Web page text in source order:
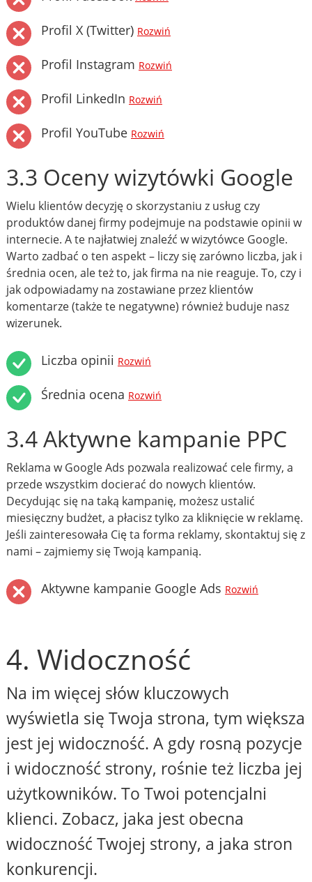
Profil X (Twitter) Rozwiń
Profil Instagram Rozwiń
Profil LinkedIn Rozwiń
Profil YouTube Rozwiń
3.3 Oceny wizytówki Google
Wielu klientów decyzję o skorzystaniu z usług czy
produktów danej firmy podejmuje na podstawie opinii w
internecie. A te najłatwiej znaleźć w wizytówce Google.
Warto zadbać o ten aspekt – liczy się zarówno liczba, jak i
średnia ocen, ale też to, jak firma na nie reaguje. To, czy i
jak odpowiadamy na zostawiane przez klientów
komentarze (także te negatywne) również buduje nasz
wizerunek.
Liczba opinii Rozwiń
Średnia ocena Rozwiń
3.4 Aktywne kampanie PPC
Reklama w Google Ads pozwala realizować cele firmy, a
przede wszystkim docierać do nowych klientów.
Decydując się na taką kampanię, możesz ustalić
miesięczny budżet, a płacisz tylko za kliknięcie w reklamę.
Jeśli zainteresowała Cię ta forma reklamy, skontaktuj się z
nami – zajmiemy się Twoją kampanią.
Aktywne kampanie Google Ads Rozwiń
4. Widoczność
Na im więcej słów kluczowych
wyświetla się Twoja strona, tym większa
jest jej widoczność. A gdy rosną pozycje
i widoczność strony, rośnie też liczba jej
użytkowników. To Twoi potencjalni
klienci. Zobacz, jaka jest obecna
widoczność Twojej strony, a jaka stron
konkurencji.